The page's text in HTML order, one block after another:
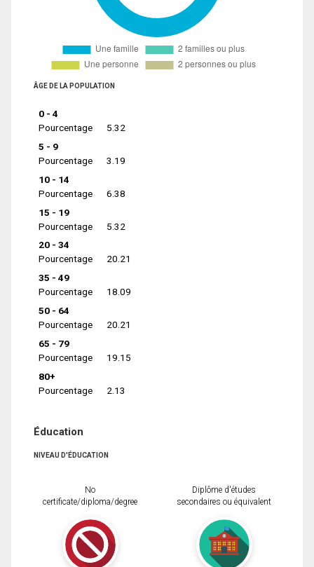
ÂGE DE LA POPULATION
0 - 4
Pourcentage
5.32
5 - 9
Pourcentage
3.19
10 - 14
Pourcentage
6.38
15 - 19
Pourcentage
5.32
20 - 34
Pourcentage
20.21
35 - 49
Pourcentage
18.09
50 - 64
Pourcentage
20.21
65 - 79
Pourcentage
19.15
80+
Pourcentage
2.13
Éducation
NIVEAU D'ÉDUCATION
No
certificate/diploma/degree
Diplôme d'études
secondaires ou équivalent